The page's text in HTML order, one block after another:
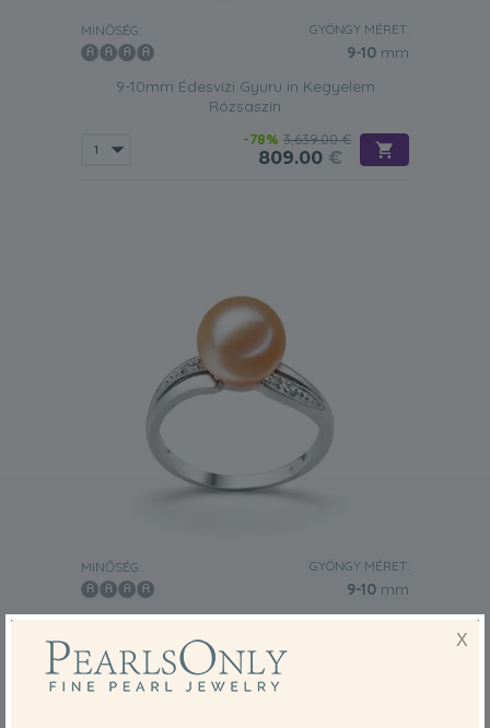
MINŐSÉG: GYÖNGY MÉRET:
9-10 mm
9-10mm Édesvízi Gyuru in Kegyelem
Rózsaszín
-78% 3,639.00 €
809.00 €
MINŐSÉG: GYÖNGY MÉRET:
9-10 mm
-78%
879.00
X